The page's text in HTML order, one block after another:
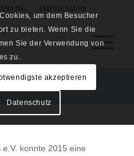
konnte 2015 eine
um dem Besucher
zu bieten. Wenn Sie die
Sie der Verwendung von
zu.
akzeptieren
Datenschutz